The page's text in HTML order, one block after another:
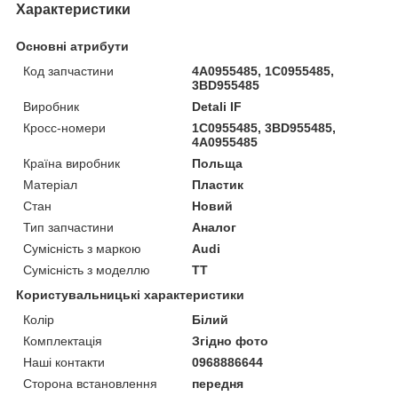
Характеристики
Основні атрибути
Код запчастини
4A0955485, 1C0955485,
3BD955485
Виробник
Detali IF
Кросс-номери
1C0955485, 3BD955485,
4A0955485
Країна виробник
Польща
Матеріал
Пластик
Стан
Новий
Тип запчастини
Аналог
Сумісність з маркою
Audi
Сумісність з моделлю
TT
Користувальницькі характеристики
Колір
Білий
Комплектація
Згідно фото
Наші контакти
0968886644
Сторона встановлення
передня